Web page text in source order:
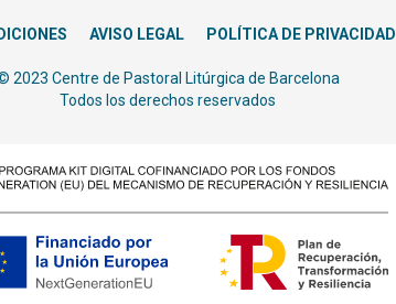
AVISO LEGAL POLÍTICA DE PRIVACIDAD
2023 Centre de Pastoral Litúrgica de Barcelona
Todos los derechos reservados